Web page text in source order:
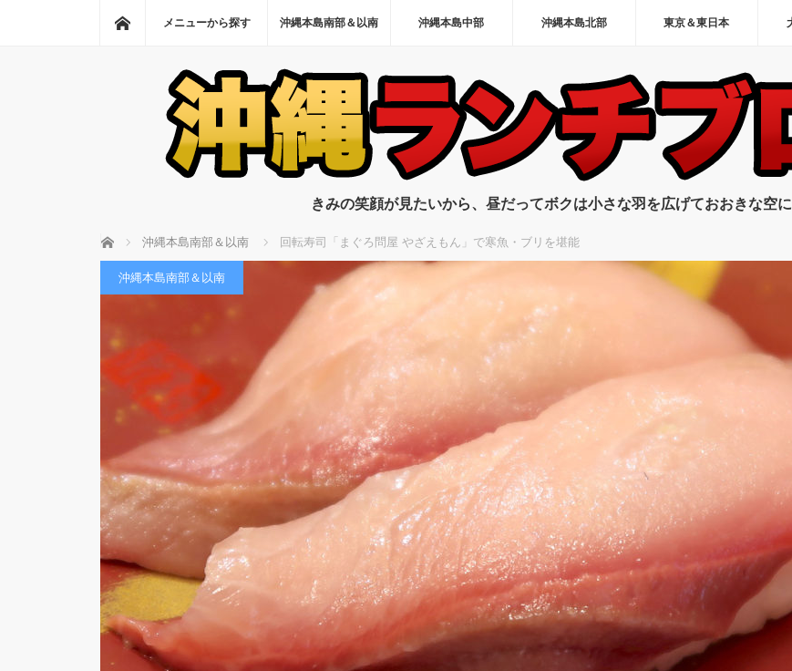
ホーム
メニューから探す 沖縄本島南部＆以南 沖縄本島中部 沖縄本島北部 東京＆東日本
きみの笑顔が見たいから、昼だってボクは小さな羽を広げておおきな空
ホーム 沖縄本島南部＆以南 回転寿司「まぐろ問屋 やざえもん」で寒魚・ブリを堪能
沖縄本島南部＆以南